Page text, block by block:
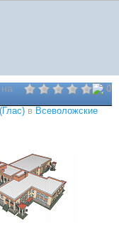
0
в Всеволожские